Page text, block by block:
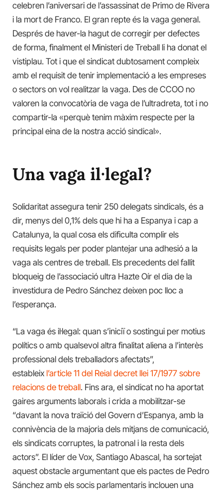
celebren l’aniversari de l’assassinat de Primo de Rivera
i la mort de Franco. El gran repte és la vaga general.
Després de haver-la hagut de corregir per defectes
de forma, finalment el Ministeri de Treball li ha donat el
vistiplau. Tot i que el sindicat dubtosament compleix
amb el requisit de tenir implementació a les empreses
o sectors on vol realitzar la vaga. Des de CCOO no
valoren la convocatòria de vaga de l’ultradreta, tot i no
compartir-la «perquè tenim màxim respecte per la
principal eina de la nostra acció sindical».
Una vaga il·legal?
Solidaritat assegura tenir 250 delegats sindicals, és a
dir, menys del 0,1% dels que hi ha a Espanya i cap a
Catalunya, la qual cosa els dificulta complir els
requisits legals per poder plantejar una adhesió a la
vaga als centres de treball. Els precedents del fallit
bloqueig de l’associació ultra Hazte Oír el dia de la
investidura de Pedro Sánchez deixen poc lloc a
l’esperança.
“La vaga és il·legal: quan s’iniciï o sostingui per motius
polítics o amb qualsevol altra finalitat aliena a l’interès
professional dels treballadors afectats”,
estableix l’article 11 del Reial decret llei 17/1977 sobre
relacions de treball. Fins ara, el sindicat no ha aportat
gaires arguments laborals i crida a mobilitzar-se
“davant la nova traïció del Govern d’Espanya, amb la
connivència de la majoria dels mitjans de comunicació,
els sindicats corruptes, la patronal i la resta dels
actors”. El líder de Vox, Santiago Abascal, ha sortejat
aquest obstacle argumentant que els pactes de Pedro
Sánchez amb els socis parlamentaris inclouen una